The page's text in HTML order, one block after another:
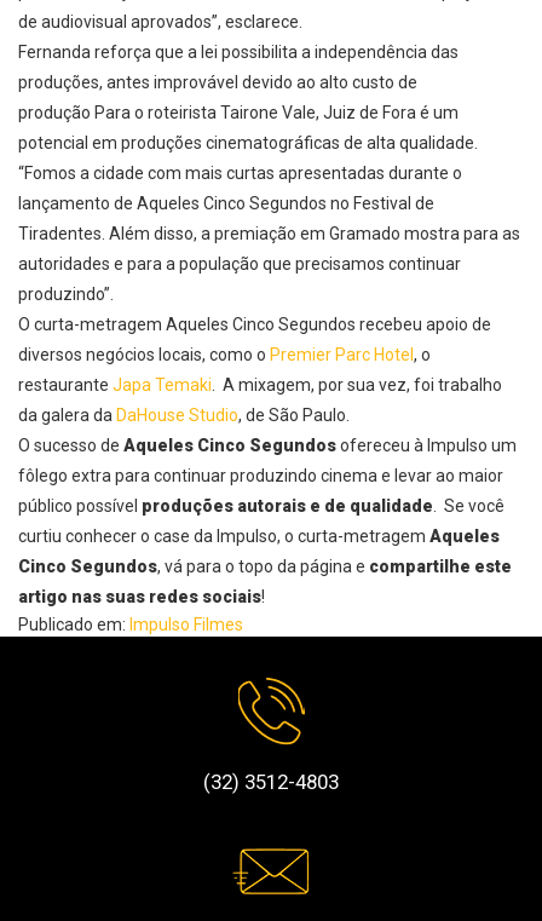
de audiovisual aprovados”, esclarece.
Fernanda reforça que a lei possibilita a independência das
produções, antes improvável devido ao alto custo de
produção Para o roteirista Tairone Vale, Juiz de Fora é um
potencial em produções cinematográficas de alta qualidade.
“Fomos a cidade com mais curtas apresentadas durante o
lançamento de Aqueles Cinco Segundos no Festival de
Tiradentes. Além disso, a premiação em Gramado mostra para as
autoridades e para a população que precisamos continuar
produzindo”.
O curta-metragem Aqueles Cinco Segundos recebeu apoio de
diversos negócios locais, como o Premier Parc Hotel , o
restaurante Japa Temaki. A mixagem, por sua vez, foi trabalho
da galera da DaHouse Studio, de São Paulo.
O sucesso de Aqueles Cinco Segundosofereceu à Impulso um
fôlego extra para continuar produzindo cinema e levar ao maior
público possível produções autorais e de qualidade. Se você
curtiu conhecer o case da Impulso, o curta-metragem Aqueles
Cinco Segundos, vá para o topo da página e compartilhe este
artigo nas suas redes sociais!
Publicado em: Impulso Filmes
(32) 3512-4803